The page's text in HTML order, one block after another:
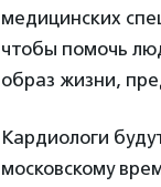
медицинских
чтобы помочь
образ жизни,
Кардиологи
московскому